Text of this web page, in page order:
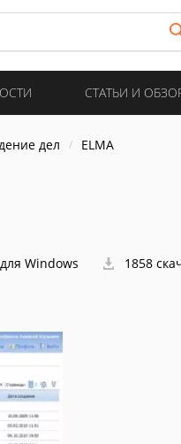
СТАТЬИ И
дел ELMA
Windows 1858